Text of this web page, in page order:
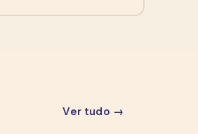
Ver tudo →